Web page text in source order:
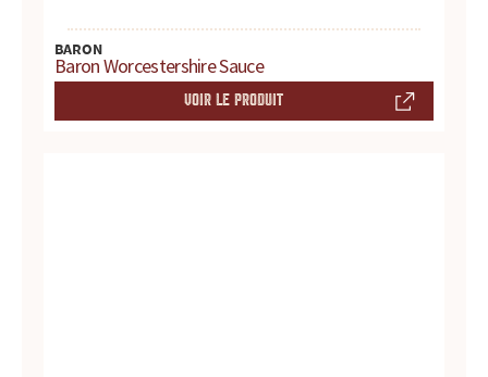
s
.
.
BARON
Baron Worcestershire Sauce
VOIR LE PRODUIT